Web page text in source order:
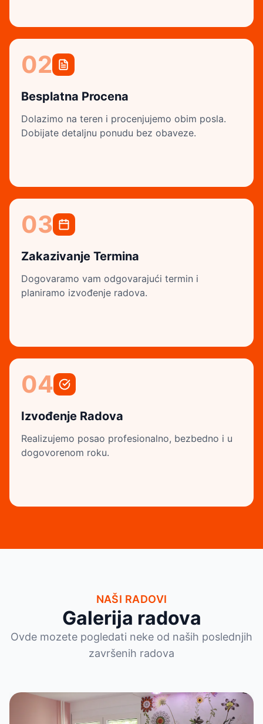
02
Besplatna Procena
Dolazimo na teren i procenjujemo obim posla.
Dobijate detaljnu ponudu bez obaveze.
03
Zakazivanje Termina
Dogovaramo vam odgovarajući termin i
planiramo izvođenje radova.
04
Izvođenje Radova
Realizujemo posao profesionalno, bezbedno i u
dogovorenom roku.
NAŠI RADOVI
Galerija radova
Ovde mozete pogledati neke od naših poslednjih
završenih radova